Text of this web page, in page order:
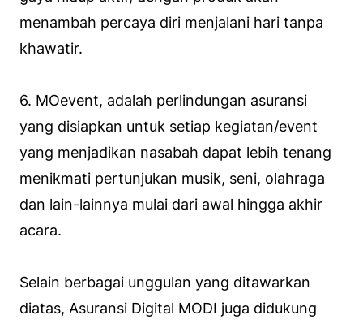
menambah percaya diri menjalani hari tanpa
khawatir.
6. MOevent, adalah perlindungan asuransi
yang disiapkan untuk setiap kegiatan/event
yang menjadikan nasabah dapat lebih tenang
menikmati pertunjukan musik, seni, olahraga
dan lain-lainnya mulai dari awal hingga akhir
acara.
Selain berbagai unggulan yang ditawarkan
diatas, Asuransi Digital MODI juga didukung